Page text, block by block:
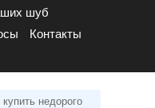
шуб
Контакты
недорого